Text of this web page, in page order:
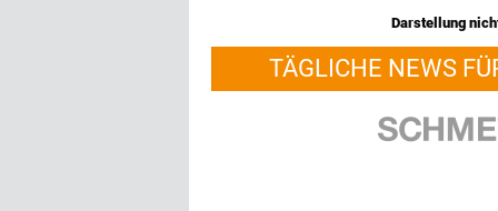
Darstellung
TÄGLICHE NEWS